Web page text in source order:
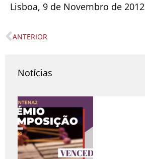
Lisboa, 9 de Novembro de 2012
Prev
ANTERIOR
Notícias